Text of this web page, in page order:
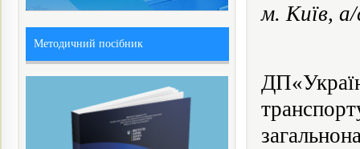
м. Київ,
Методичний посібник